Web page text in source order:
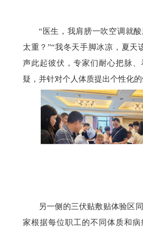
“医生，我肩膀一吹空调就
太重？”“我冬天手脚冰凉，夏天
声此起彼伏，专家们耐心把脉
疑，并针对个人体质提出个性化的
另一侧的三伏贴敷贴体验区
家根据每位职工的不同体质和